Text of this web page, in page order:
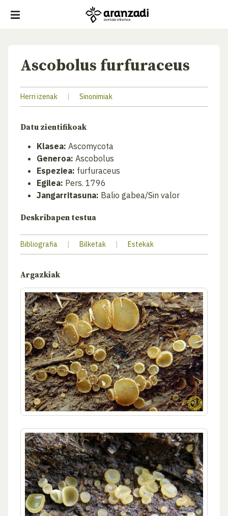
Ascobolus furfuraceus
Herri izenak | Sinonimiak
Datu zientifikoak
Klasea: Ascomycota
Generoa: Ascobolus
Espeziea: furfuraceus
Egilea: Pers. 1796
Jangarritasuna: Balio gabea/Sin valor
Deskribapen testua
Bibliografia | Bilketak | Estekak
Argazkiak